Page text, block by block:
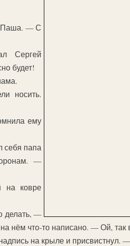
Паша. — С
Сергей
будет!
носить.
ему
себя папа
—
ковре
делать, —
нём что-то написано. — Ой,
на крыле и присвистнул. —